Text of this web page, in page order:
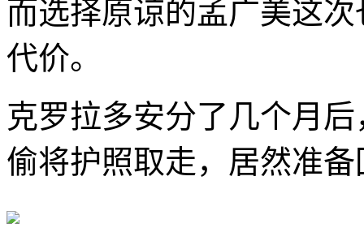
而选择原谅的孟广美这
代价。
克罗拉多安分了几个月
偷将护照取走，居然准备